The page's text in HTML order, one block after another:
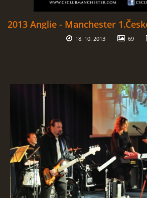
2013 Anglie - Manchester
18. 10. 2013 69